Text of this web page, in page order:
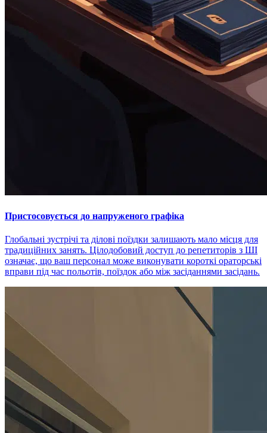
Пристосовується до напруженого графіка
Глобальні зустрічі та ділові поїздки залишають мало місця для
традиційних занять. Цілодобовий доступ до репетиторів з ШІ
означає, що ваш персонал може виконувати короткі ораторські
вправи під час польотів, поїздок або між засіданнями засідань.